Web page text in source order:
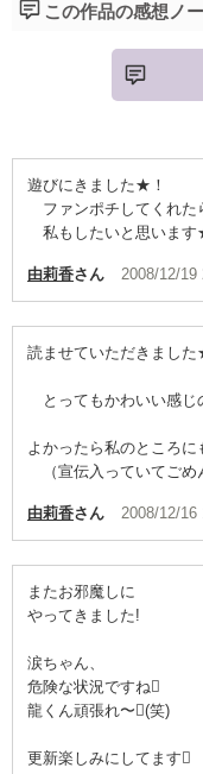
この作品の感想ノ
遊びにきました★！
ファンポチしてくれた
私もしたいと思いま
由莉香さん 2008/12/19
読ませていただきまし
とってもかわいい感じ
よかったら私のところ
（宣伝入っていてごめ
由莉香さん 2008/12/16
またお邪魔しに
やってきました!
涙ちゃん、
危険な状況ですね
龍くん頑張れ〜(笑)
更新楽しみにしてます